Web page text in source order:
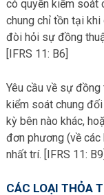
có quyền kiểm soát
chung chỉ tồn tại
đòi hỏi sự đồng
[IFRS 11: B6]
Yêu cầu về sự
kiểm soát chung
kỳ bên nào khác,
đơn phương (về
nhất trí. [IFRS 11: B9]
CÁC LOẠI THỎA